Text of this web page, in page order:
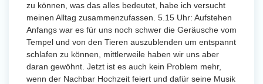
zu können, was das alles bedeutet, habe ich versucht
meinen Alltag zusammenzufassen. 5.15 Uhr: Aufstehen
Anfangs war es für uns noch schwer die Geräusche vom
Tempel und von den Tieren auszublenden um entspannt
schlafen zu können, mittlerweile haben wir uns aber
daran gewöhnt. Jetzt ist es auch kein Problem mehr,
wenn der Nachbar Hochzeit feiert und dafür seine Musik